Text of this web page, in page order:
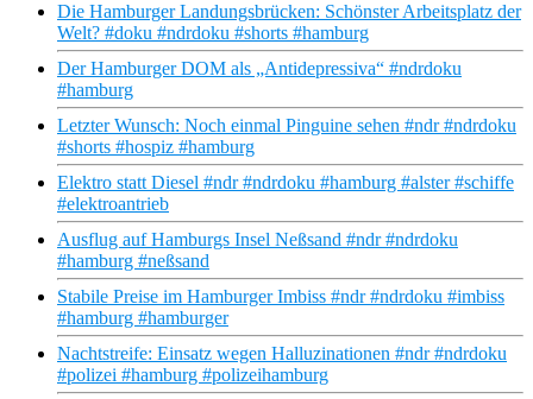
Die Hamburger Landungsbrücken: Schönster Arbeitsplatz der
Welt? #doku #ndrdoku #shorts #hamburg
Der Hamburger DOM als „Antidepressiva“ #ndrdoku
#hamburg
Letzter Wunsch: Noch einmal Pinguine sehen #ndr #ndrdoku
#shorts #hospiz #hamburg
Elektro statt Diesel #ndr #ndrdoku #hamburg #alster #schiffe
#elektroantrieb
Ausflug auf Hamburgs Insel Neßsand #ndr #ndrdoku
#hamburg #neßsand
Stabile Preise im Hamburger Imbiss #ndr #ndrdoku #imbiss
#hamburg #hamburger
Nachtstreife: Einsatz wegen Halluzinationen #ndr #ndrdoku
#polizei #hamburg #polizeihamburg